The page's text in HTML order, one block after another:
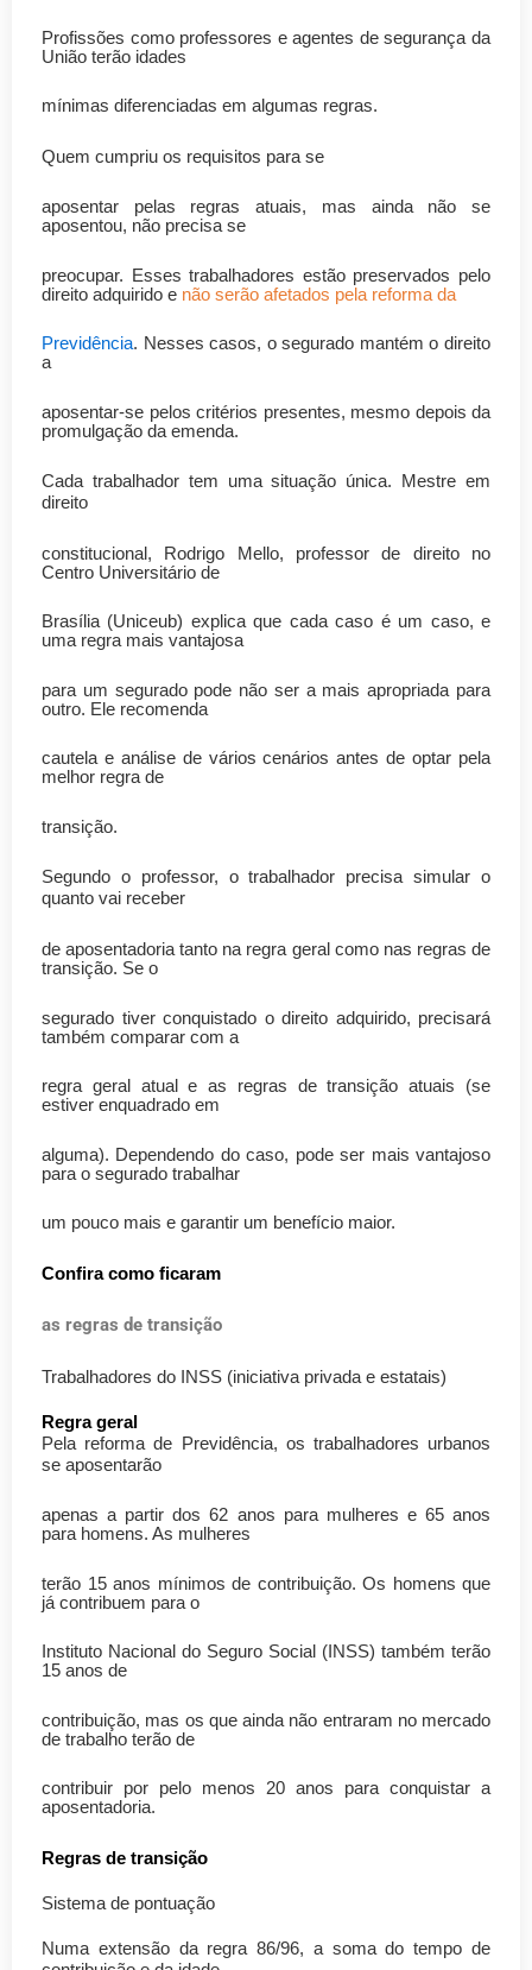
Profissões como professores e agentes de segurança da
União terão idades
mínimas diferenciadas em algumas regras.
Quem cumpriu os requisitos para se
aposentar pelas regras atuais, mas ainda não se
aposentou, não precisa se
preocupar. Esses trabalhadores estão preservados pelo
direito adquirido e não serão afetados pela reforma da
Previdência. Nesses casos, o segurado mantém o direito
a
aposentar-se pelos critérios presentes, mesmo depois da
promulgação da emenda.
Cada trabalhador tem uma situação única. Mestre em
direito
constitucional, Rodrigo Mello, professor de direito no
Centro Universitário de
Brasília (Uniceub) explica que cada caso é um caso, e
uma regra mais vantajosa
para um segurado pode não ser a mais apropriada para
outro. Ele recomenda
cautela e análise de vários cenários antes de optar pela
melhor regra de
transição.
Segundo o professor, o trabalhador precisa simular o
quanto vai receber
de aposentadoria tanto na regra geral como nas regras de
transição. Se o
segurado tiver conquistado o direito adquirido, precisará
também comparar com a
regra geral atual e as regras de transição atuais (se
estiver enquadrado em
alguma). Dependendo do caso, pode ser mais vantajoso
para o segurado trabalhar
um pouco mais e garantir um benefício maior.
Confira como ficaram
as regras de transição
Trabalhadores do INSS (iniciativa privada e estatais)
Regra geral
Pela reforma de Previdência, os trabalhadores urbanos
se aposentarão
apenas a partir dos 62 anos para mulheres e 65 anos
para homens. As mulheres
terão 15 anos mínimos de contribuição. Os homens que
já contribuem para o
Instituto Nacional do Seguro Social (INSS) também terão
15 anos de
contribuição, mas os que ainda não entraram no mercado
de trabalho terão de
contribuir por pelo menos 20 anos para conquistar a
aposentadoria.
Regras de transição
Sistema de pontuação
Numa extensão da regra 86/96, a soma do tempo de